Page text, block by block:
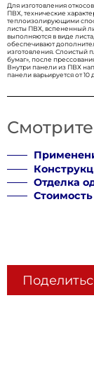
Для изготовления
ПВХ, технические
теплоизолирующими
листы ПВХ, вспененный
выполняются в виде
обеспечивают
изготовления. Слоистый
бумаг», после
Внутри панели из ПВХ
панели варьируется от 10